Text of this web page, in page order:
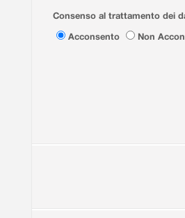
Consenso al trattamento dei
Acconsento
Non